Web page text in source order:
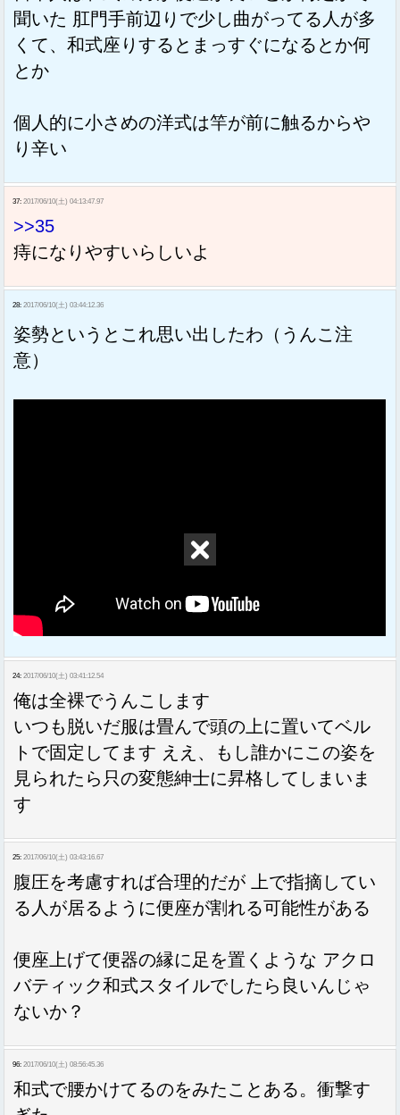
聞いた 肛門手前辺りで少し曲がってる人が多
くて、和式座りするとまっすぐになるとか何
とか
個人的に小さめの洋式は竿が前に触るからや
り辛い
37: 2017/06/10(土) 04:13:47.97
>>35
痔になりやすいらしいよ
28: 2017/06/10(土) 03:44:12.36
姿勢というとこれ思い出したわ（うんこ注
意）
24: 2017/06/10(土) 03:41:12.54
俺は全裸でうんこします
いつも脱いだ服は畳んで頭の上に置いてベル
トで固定してます ええ、もし誰かにこの姿を
見られたら只の変態紳士に昇格してしまいま
す
25: 2017/06/10(土) 03:43:16.67
腹圧を考慮すれば合理的だが 上で指摘してい
る人が居るように便座が割れる可能性がある
便座上げて便器の縁に足を置くような アクロ
バティック和式スタイルでしたら良いんじゃ
ないか？
96: 2017/06/10(土) 08:56:45.36
和式で腰かけてるのをみたことある。衝撃す